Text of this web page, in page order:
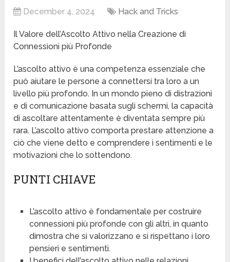
December 4, 2024 Hack and Tricks
Il Valore dell’Ascolto Attivo nella Creazione di
Connessioni più Profonde
L’ascolto attivo è una competenza essenziale che
può aiutare le persone a connettersi tra loro a un
livello più profondo. In un mondo pieno di distrazioni
e di comunicazione basata sugli schermi, la capacità
di ascoltare attentamente è diventata sempre più
rara. L’ascolto attivo comporta prestare attenzione a
ciò che viene detto e comprendere i sentimenti e le
motivazioni che lo sottendono.
PUNTI CHIAVE
L’ascolto attivo è fondamentale per costruire
connessioni più profonde con gli altri, in quanto
dimostra che si valorizzano e si rispettano i loro
pensieri e sentimenti.